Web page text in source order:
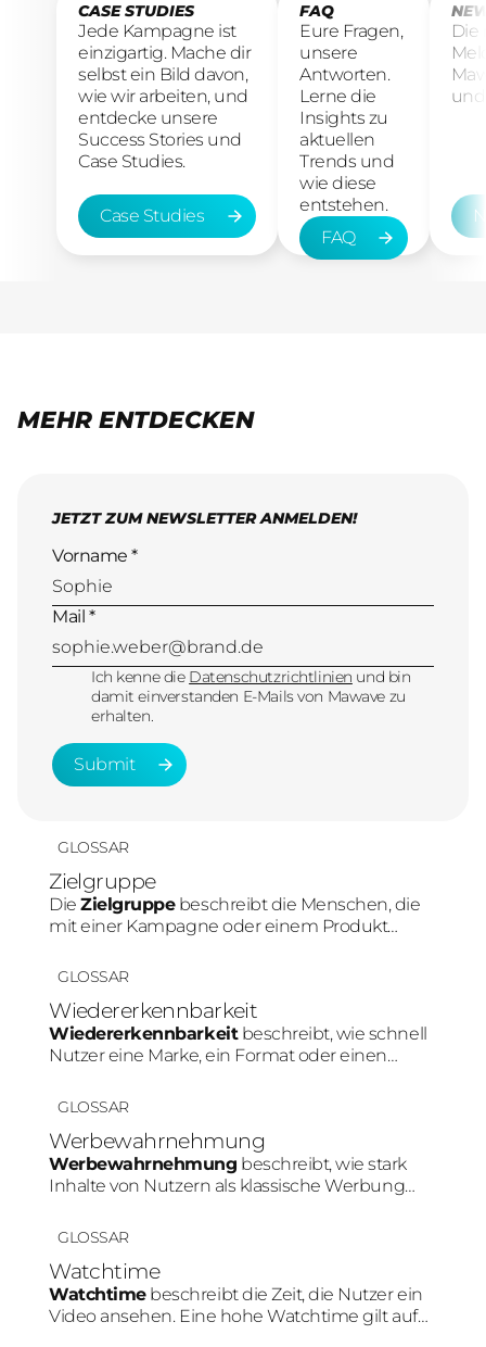
CASE STUDIES
Jede Kampagne ist
einzigartig. Mache dir
selbst ein Bild davon,
wie wir arbeiten, und
entdecke unsere
Success Stories und
Case Studies.
Case Studies
Case Studies
FAQ
Eure Fragen,
unsere
Antworten.
Lerne die
Insights zu
aktuellen
Trends und
wie diese
entstehen.
FAQ
FAQ
Die
MEHR ENTDECKEN
GLOSSAR
Zielgruppe
DieZielgruppebeschreibt die Menschen, die
mit einer Kampagne oder einem Produkt
Marketing beeinflusst die Zielgruppe direkt die
GLOSSAR
Wiedererkennbarkeit
Wiedererkennbarkeitbeschreibt, wie schnell
Nutzer eine Marke, ein Format oder einen
Konsistente Farben, Personen oder Content-
GLOSSAR
Werbewahrnehmung
Werbewahrnehmung beschreibt, wie stark
Inhalte von Nutzern als klassische Werbung
den Content integriert wird, desto geringer fällt
GLOSSAR
Watchtime
Watchtimebeschreibt die Zeit, die Nutzer ein
Video ansehen. Eine hohe Watchtime gilt auf
JETZT ZUM NEWSLETTER ANMELDEN!
Vorname *
Mail *
Ich kenne die Datenschutzrichtlinien und bin
damit einverstanden E-Mails von Mawave zu
erhalten.
Submit